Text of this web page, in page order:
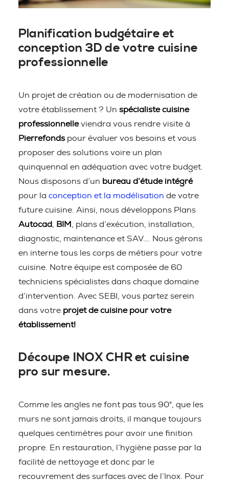
Planification budgétaire et
conception 3D de votre cuisine
professionnelle
Un projet de création ou de modernisation de
votre établissement ? Un spécialiste cuisine
professionnelleviendra vous rendre visite à
Pierrefonds pour évaluer vos besoins et vous
proposer des solutions voire un plan
quinquennal en adéquation avec votre budget.
Nous disposons d’un bureau d’étude intégré
pour la conception et la modélisation de votre
future cuisine. Ainsi, nous développons Plans
Autocad
BIM
, plans d’exécution, installation,
diagnostic, maintenance et SAV…. Nous gérons
en interne tous les corps de métiers pour votre
cuisine. Notre équipe est composée de 60
techniciens spécialistes dans chaque domaine
d’intervention. Avec SEBI, vous partez serein
dans votre projet de cuisine pour votre
établissement!
Découpe INOX CHR et cuisine
pro sur mesure.
Comme les angles ne font pas tous 90°, que les
murs ne sont jamais droits, il manque toujours
quelques centimètres pour avoir une finition
propre. En restauration, l’hygiène passe par la
facilité de nettoyage et donc par le
recouvrement des surfaces avec de l’Inox. Pour